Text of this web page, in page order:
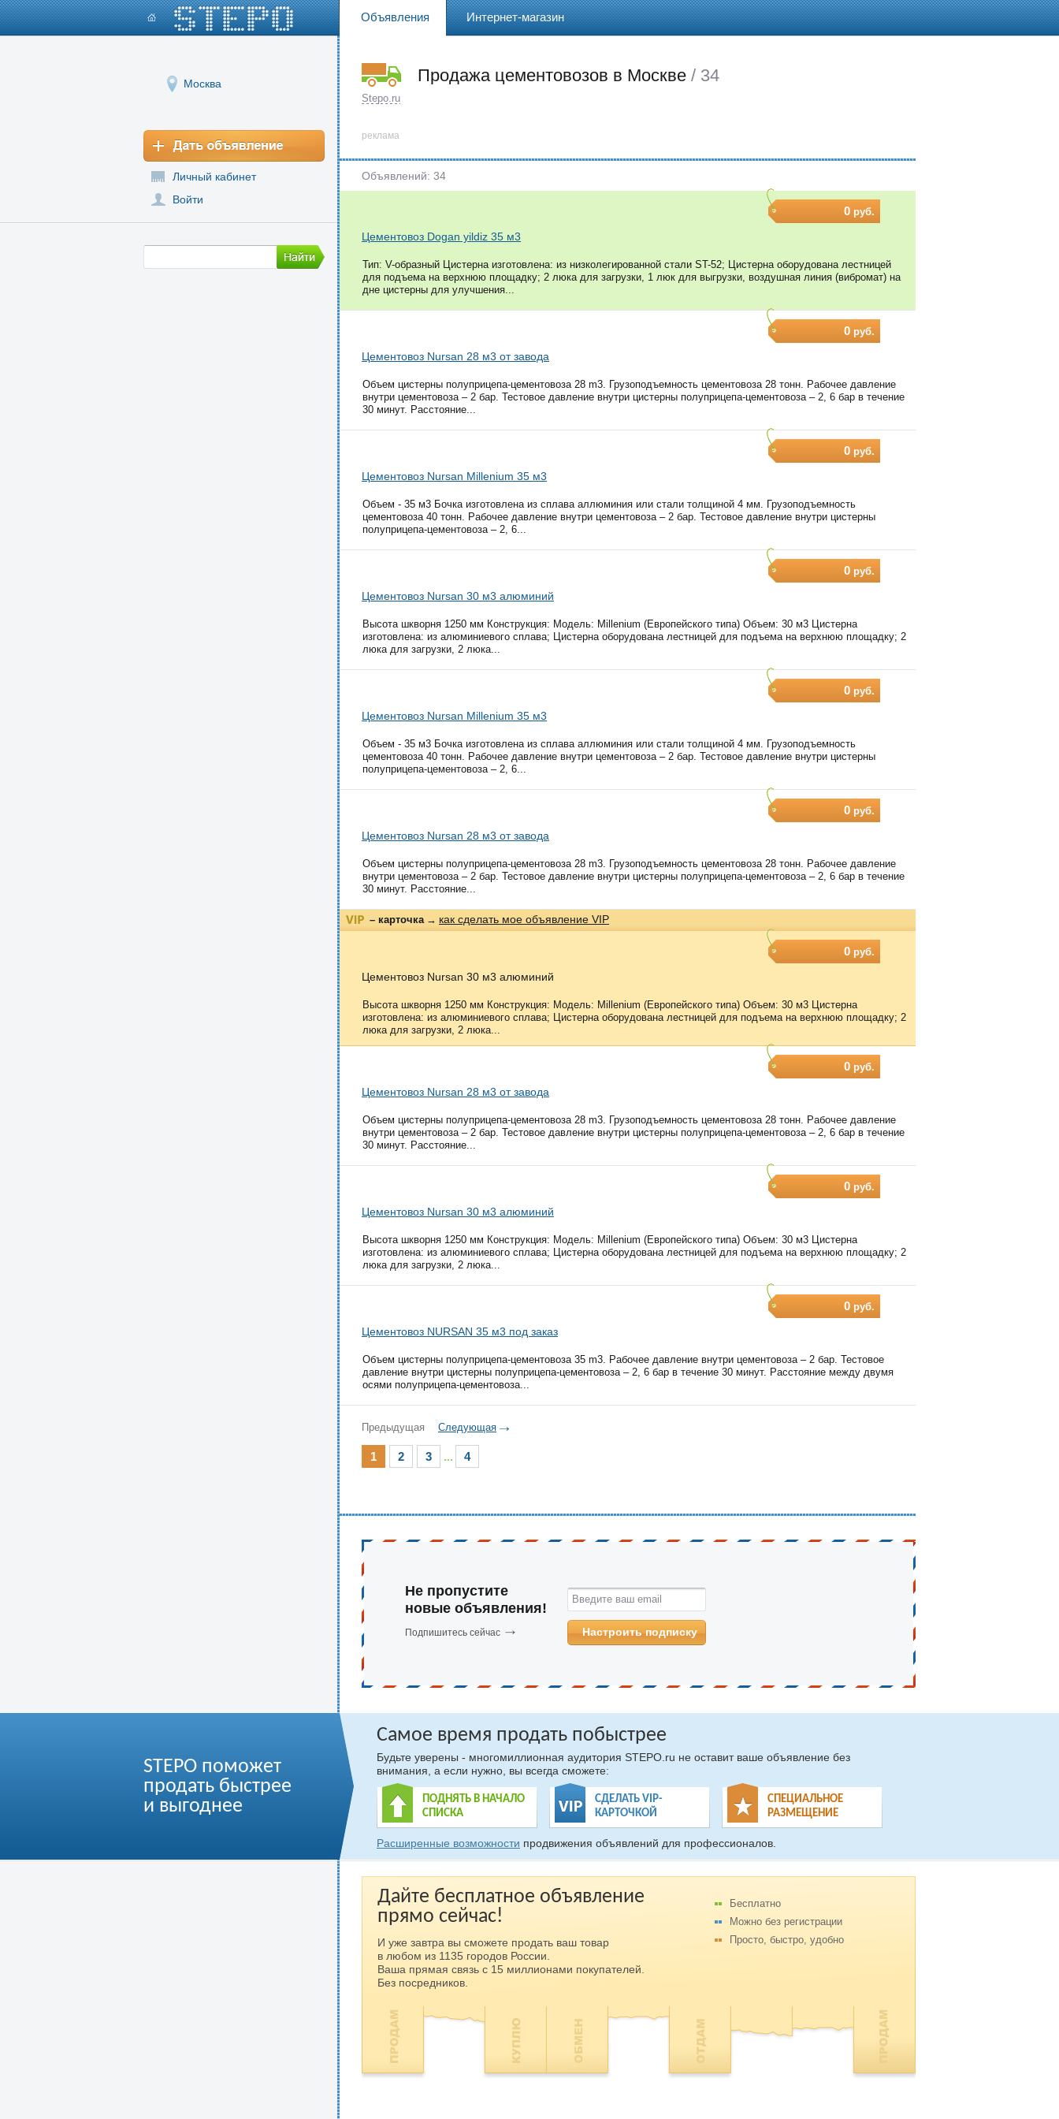
Объявления Интернет-магазин
Москва
Личный кабинет
Войти
Продажа цементовозов в Москве / 34
Stepo.ru
реклама
Объявлений: 34
Цементовоз Dogan yildiz 35 м3
0 руб.
Тип: V-образный Цистерна изготовлена: из низколегированной стали ST-52; Цистерна оборудована лестницей
для подъема на верхнюю площадку; 2 люка для загрузки, 1 люк для выгрузки, воздушная линия (вибромат) на
дне цистерны для улучшения...
Цементовоз Nursan 28 м3 от завода
0 руб.
Объем цистерны полуприцепа-цементовоза 28 m3. Грузоподъемность цементовоза 28 тонн. Рабочее давление
внутри цементовоза – 2 бар. Тестовое давление внутри цистерны полуприцепа-цементовоза – 2, 6 бар в течение
30 минут. Расстояние...
Цементовоз Nursan Millenium 35 м3
0 руб.
Объем - 35 м3 Бочка изготовлена из сплава аллюминия или стали толщиной 4 мм. Грузоподъемность
цементовоза 40 тонн. Рабочее давление внутри цементовоза – 2 бар. Тестовое давление внутри цистерны
полуприцепа-цементовоза – 2, 6...
Цементовоз Nursan 30 м3 алюминий
0 руб.
Высота шкворня 1250 мм Конструкция: Модель: Millenium (Европейского типа) Объем: 30 м3 Цистерна
изготовлена: из алюминиевого сплава; Цистерна оборудована лестницей для подъема на верхнюю площадку; 2
люка для загрузки, 2 люка...
Цементовоз Nursan Millenium 35 м3
0 руб.
Объем - 35 м3 Бочка изготовлена из сплава аллюминия или стали толщиной 4 мм. Грузоподъемность
цементовоза 40 тонн. Рабочее давление внутри цементовоза – 2 бар. Тестовое давление внутри цистерны
полуприцепа-цементовоза – 2, 6...
Цементовоз Nursan 28 м3 от завода
0 руб.
Объем цистерны полуприцепа-цементовоза 28 m3. Грузоподъемность цементовоза 28 тонн. Рабочее давление
внутри цементовоза – 2 бар. Тестовое давление внутри цистерны полуприцепа-цементовоза – 2, 6 бар в течение
30 минут. Расстояние...
– карточка → как сделать мое объявление VIP
Цементовоз Nursan 30 м3 алюминий
0 руб.
Высота шкворня 1250 мм Конструкция: Модель: Millenium (Европейского типа) Объем: 30 м3 Цистерна
изготовлена: из алюминиевого сплава; Цистерна оборудована лестницей для подъема на верхнюю площадку; 2
люка для загрузки, 2 люка...
Цементовоз Nursan 28 м3 от завода
0 руб.
Объем цистерны полуприцепа-цементовоза 28 m3. Грузоподъемность цементовоза 28 тонн. Рабочее давление
внутри цементовоза – 2 бар. Тестовое давление внутри цистерны полуприцепа-цементовоза – 2, 6 бар в течение
30 минут. Расстояние...
Цементовоз Nursan 30 м3 алюминий
0 руб.
Высота шкворня 1250 мм Конструкция: Модель: Millenium (Европейского типа) Объем: 30 м3 Цистерна
изготовлена: из алюминиевого сплава; Цистерна оборудована лестницей для подъема на верхнюю площадку; 2
люка для загрузки, 2 люка...
Цементовоз NURSAN 35 м3 под заказ
0 руб.
Объем цистерны полуприцепа-цементовоза 35 m3. Рабочее давление внутри цементовоза – 2 бар. Тестовое
давление внутри цистерны полуприцепа-цементовоза – 2, 6 бар в течение 30 минут. Расстояние между двумя
осями полуприцепа-цементовоза...
Предыдущая Следующая
1 2 3 ... 4
Не пропустите
новые объявления!
Подпишитесь сейчас
Введите ваш email
Настроить подписку
STEPO поможет
продать быстрее
и выгоднее
Самое время продать побыстрее
Будьте уверены - многомиллионная аудитория STEPO.ru не оставит ваше объявление без
внимания, а если нужно, вы всегда сможете:
ПОДНЯТЬ В НАЧАЛО
СПИСКА
СДЕЛАТЬ VIP-
КАРТОЧКОЙ
СПЕЦИАЛЬНОЕ
РАЗМЕЩЕНИЕ
Расширенные возможности продвижения объявлений для профессионалов.
Бесплатно
Можно без регистрации
Просто, быстро, удобно
Дайте бесплатное объявление
прямо сейчас!
И уже завтра вы сможете продать ваш товар
в любом из 1135 городов России.
Ваша прямая связь с 15 миллионами покупателей.
Без посредников.